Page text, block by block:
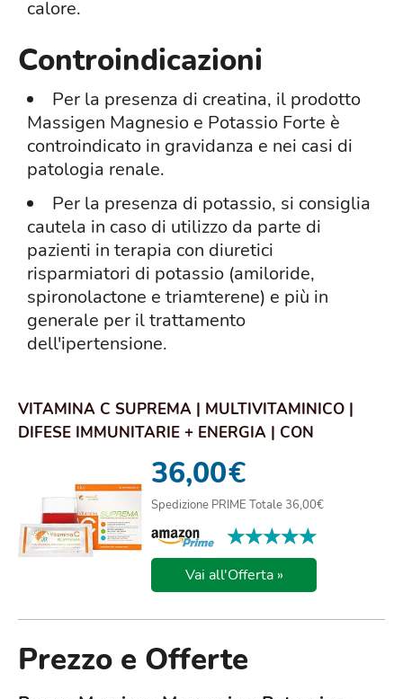
calore.
Controindicazioni
Per la presenza di creatina, il prodotto
Massigen Magnesio e Potassio Forte è
controindicato in gravidanza e nei casi di
patologia renale.
Per la presenza di potassio, si consiglia
cautela in caso di utilizzo da parte di
pazienti in terapia con diuretici
risparmiatori di potassio (amiloride,
spironolactone e triamterene) e più in
generale per il trattamento
dell'ipertensione.
VITAMINA C SUPREMA | MULTIVITAMINICO |
DIFESE IMMUNITARIE + ENERGIA | CON
36,00€
Spedizione PRIME Totale 36,00€
★★★★★
★★★★★
Vai all'Offerta »
Prezzo e Offerte